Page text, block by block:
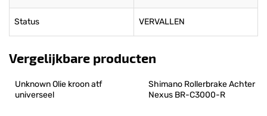
Status VERVALLEN
Vergelijkbare producten
Unknown Olie kroon atf
universeel
Shimano Rollerbrake Achter
Nexus BR-C3000-R